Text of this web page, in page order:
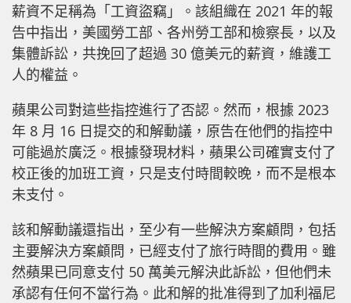
薪資不足稱為「工資盜竊」。該組織在 2021 年的報
告中指出，美國勞工部、各州勞工部和檢察長，以及
集體訴訟，共挽回了超過 30 億美元的薪資，維護工
人的權益。
蘋果公司對這些指控進行了否認。然而，根據 2023
年 8 月 16 日提交的和解動議，原告在他們的指控中
可能過於廣泛。根據發現材料，蘋果公司確實支付了
校正後的加班工資，只是支付時間較晚，而不是根本
未支付。
該和解動議還指出，至少有一些解決方案顧問，包括
主要解決方案顧問，已經支付了旅行時間的費用。雖
然蘋果已同意支付 50 萬美元解決此訴訟，但他們未
承認有任何不當行為。此和解的批准得到了加利福尼